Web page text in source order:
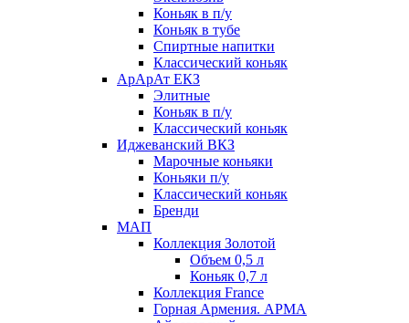
Коньяк в п/у
Коньяк в тубе
Спиртные напитки
Классический коньяк
АрАрАт ЕКЗ
Элитные
Коньяк в п/у
Классический коньяк
Иджеванский ВКЗ
Марочные коньяки
Коньяки п/у
Классический коньяк
Бренди
МАП
Коллекция Золотой
Объем 0,5 л
Коньяк 0,7 л
Коллекция France
Горная Армения. АРМА